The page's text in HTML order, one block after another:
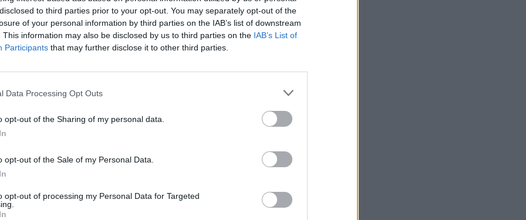
to third parties prior to your opt-out. You may separately opt-out of the
of your personal information by third parties on the IAB’s list of downstream
This information may also be disclosed by us to third parties on the IAB’s List of
Participants that may further disclose it to other third parties.
Data Processing Opt Outs
opt-out of the Sharing of my personal data.
opt-out of the Sale of my Personal Data.
opt-out of processing my Personal Data for Targeted
την καριέρα του στο γυμνάσιο και στο κολέγιο
στα 200μ. και λιγότερο στα 100μ., αφότου
μια ευκαιρία και στα τρία αγωνίσματα.
μετάλλιο στα 200μ. στοΠαγκόσμιο
στα 100μ. 9.89, στα 200μ. 19.68 και 44.73
των